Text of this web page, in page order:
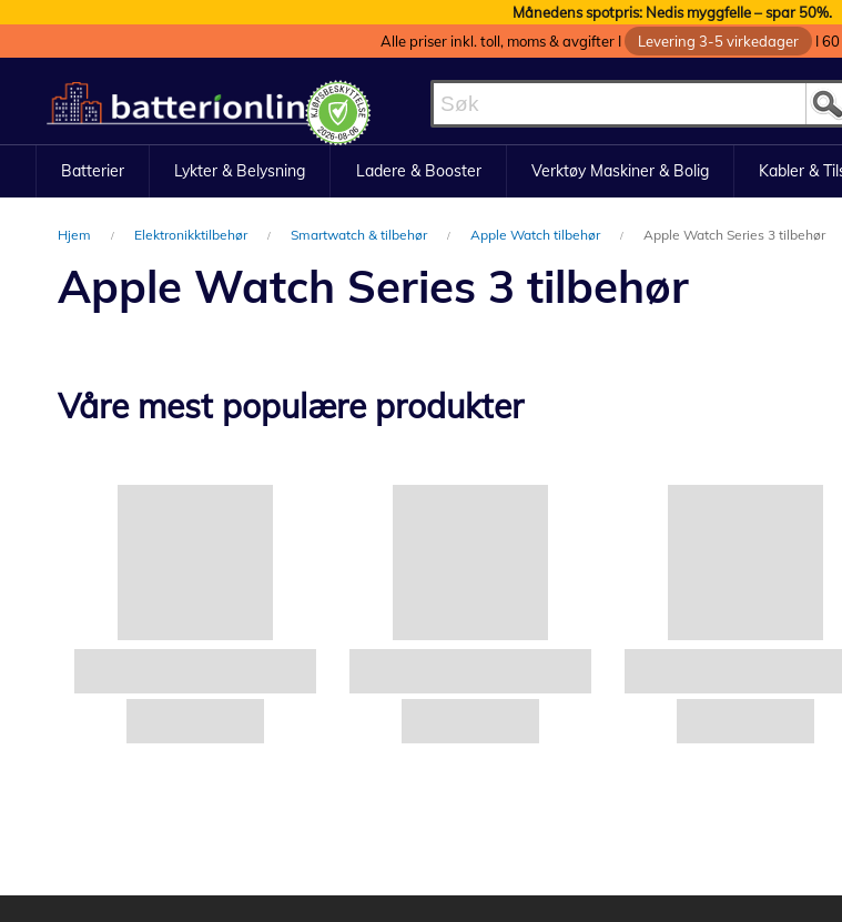
Månedens spotpris: Nedis myggfelle – spar 50%.
Alle priser inkl. toll, moms & avgifter I
Levering 3-5 virkedager I
til
innhold
Batterier Lykter & Belysning Ladere & Booster Verktøy Maskiner & Bolig Kabler &
Hjem Elektronikktilbehør Smartwatch & tilbehør Apple Watch tilbehør Apple Watch Series 3 tilbehør
Apple Watch Series 3 tilbehør
Våre mest populære produkter